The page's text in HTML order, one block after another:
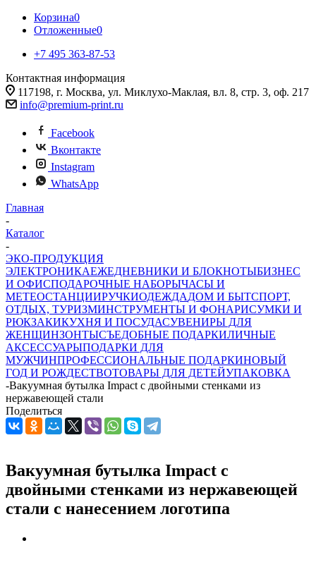
Корзина0
Отложенные0
+7 495 363-87-53
Контактная информация
117198, г. Москва, ул. Миклухо-Маклая, вл. 8, стр. 3, оф. 217
info@premium-print.ru
Facebook
Вконтакте
Instagram
WhatsApp
Главная
-
Каталог
-
ЭКО-ПРОДУКЦИЯ
ЭЛЕКТРОНИКАЕЖЕДНЕВНИКИ И БЛОКНОТЫБИЗНЕС
И ОФИСПОДАРОЧНЫЕ НАБОРЫЧАСЫ И
МЕТЕОСТАНЦИИРУЧКИОДЕЖДАДОМ И БЫТСПОРТ,
ОТДЫХ, ТУРИЗМИНСТРУМЕНТЫ И ФОНАРИСУМКИ И
РЮКЗАКИКУХНЯ И ПОСУДАСУВЕНИРЫ ДЛЯ
ЖЕНЩИНЗОНТЫСЪЕДОБНЫЕ ПОДАРКИЛИЧНЫЕ
АКСЕССУАРЫПОДАРКИ ДЛЯ
МУЖЧИНПРОФЕССИОНАЛЬНЫЕ ПОДАРКИНОВЫЙ
ГОД И РОЖДЕСТВОТОВАРЫ ДЛЯ ДЕТЕЙУПАКОВКА
-Вакуумная бутылка Impact с двойными стенками из
нержавеющей стали
Поделиться
Вакуумная бутылка Impact с
двойными стенками из нержавеющей
стали с нанесением логотипа